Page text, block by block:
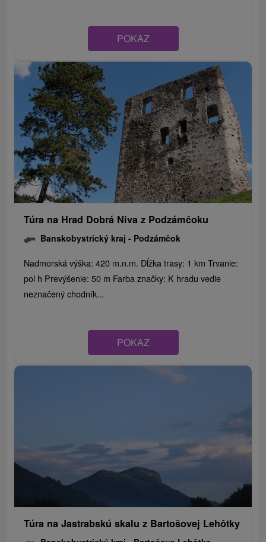
POKAZ
Túra na Hrad Dobrá Niva z Podzámčoku
Banskobystrický kraj - Podzámčok
Nadmorská výška: 420 m.n.m. Dĺžka trasy: 1 km Trvanie:
pol h Prevýšenie: 50 m Farba značky: K hradu vedie
neznačený chodník...
POKAZ
Túra na Jastrabskú skalu z Bartošovej Lehôtky